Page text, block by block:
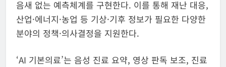
음새 없는 예측체계를 구현한다. 이를 통해 재난 대응,
산업·에너지·농업 등 기상·기후 정보가 필요한 다양한
분야의 정책·의사결정을 지원한다.
‘AI 기본의료’는 음성 진료 요약, 영상 판독 보조, 진료